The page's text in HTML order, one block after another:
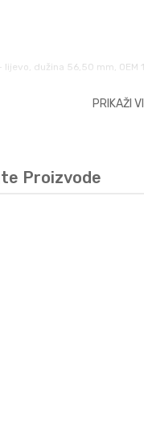
dužina 56,50 mm, OEM
PRIKAŽI
Proizvode